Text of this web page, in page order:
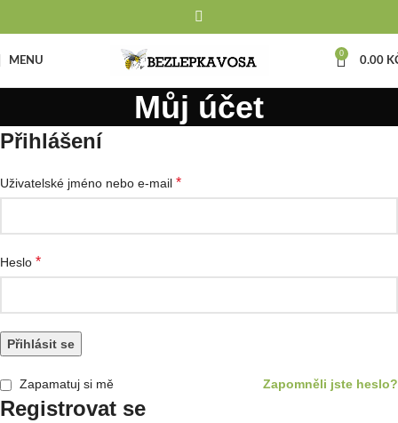
MENU
0
0.00
Můj účet
Přihlášení
Uživatelské jméno nebo e-mail *
Heslo *
Přihlásit se
Zapomněli jste heslo?
Zapamatuj si mě
Registrovat se